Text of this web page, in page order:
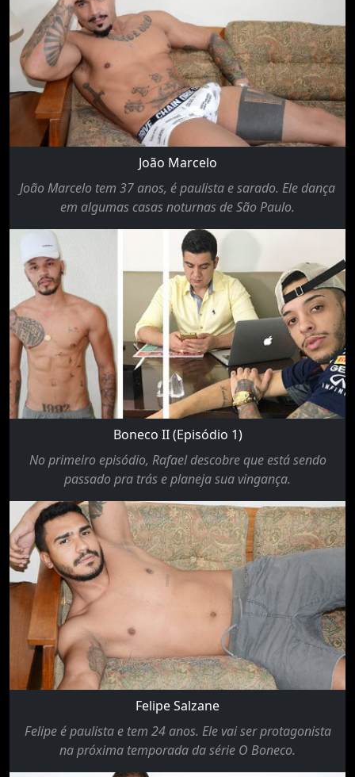
João Marcelo
João Marcelo tem 37 anos, é paulista e sarado. Ele dança
em algumas casas noturnas de São Paulo.
Boneco II (Episódio 1)
No primeiro episódio, Rafael descobre que está sendo
passado pra trás e planeja sua vingança.
Felipe Salzane
Felipe é paulista e tem 24 anos. Ele vai ser protagonista
na próxima temporada da série O Boneco.